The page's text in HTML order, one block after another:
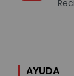
AYUDA